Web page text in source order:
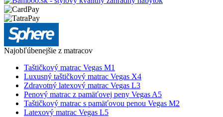
Najobľúbenejšie z matracov
Taštičkový matrac Vegas M1
Luxusný taštičkový matrac Vegas X4
Zdravotný latexový matrac Vegas L3
Penový matrac z pamäťovej peny Vegas A5
Taštičkový matrac s pamäťovou penou Vegas M2
Latexový matrac Vegas L5